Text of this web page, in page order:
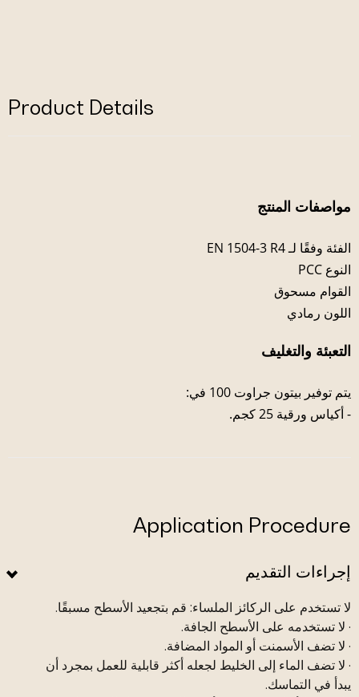
Product Details
مواصفات المنتج
الفئة وفقًا لـ EN 1504-3 R4
النوع PCC
القوام مسحوق
اللون رمادي
التعبئة والتغليف
يتم توفير بيتون جراوت 100 في:
- أكياس ورقية 25 كجم.
Application Procedure
إجراءات التقديم
لا تستخدم على الركائز الملساء: قم بتجعيد الأسطح مسبقًا.
· لا تستخدمه على الأسطح الجافة.
· لا تضف الأسمنت أو المواد المضافة.
· لا تضف الماء إلى الخليط لجعله أكثر قابلية للعمل بمجرد أن
يبدأ في التماسك.